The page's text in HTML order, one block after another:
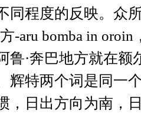
同程度的反映。众
-aru bomba in
鲁·奔巴地方就在
辉特两个词是同一
，日出方向为南，